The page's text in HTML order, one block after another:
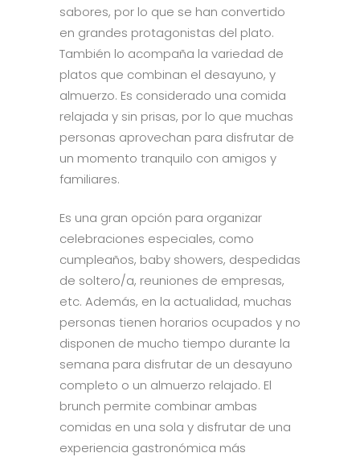
sabores, por lo que se han convertido
en grandes protagonistas del plato.
También lo acompaña la variedad de
platos que combinan el desayuno, y
almuerzo. Es considerado una comida
relajada y sin prisas, por lo que muchas
personas aprovechan para disfrutar de
un momento tranquilo con amigos y
familiares.
Es una gran opción para organizar
celebraciones especiales, como
cumpleaños, baby showers, despedidas
de soltero/a, reuniones de empresas,
etc. Además, en la actualidad, muchas
personas tienen horarios ocupados y no
disponen de mucho tiempo durante la
semana para disfrutar de un desayuno
completo o un almuerzo relajado. El
brunch permite combinar ambas
comidas en una sola y disfrutar de una
experiencia gastronómica más